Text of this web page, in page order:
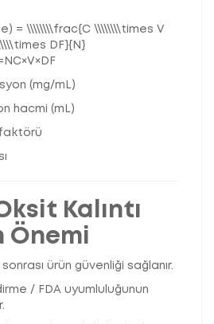
= \\\\\\\\frac{C \\\\\\\\times V
DF}{N}
NC×V× D F
(mg/mL)
hacmi (mL)
faktörü
Kalıntı
Önemi
ürün güvenliği sağlanır.
/ FDA uyumluluğunun